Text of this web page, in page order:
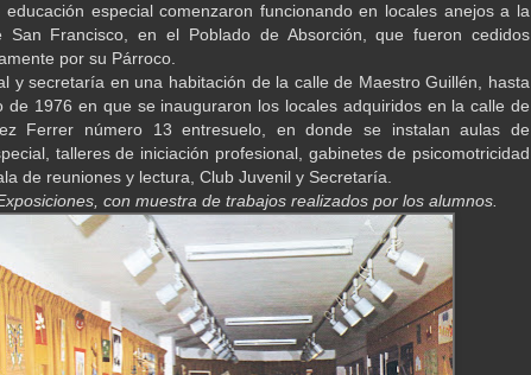
educación especial comenzaron funcionando en locales anejos a la
San Francisco, en el Poblado de Absorción, que fueron cedidos
por su Párroco.
y secretaría en una habitación de la calle de Maestro Guillén, hasta
de 1976 en que se inauguraron los locales adquiridos en la calle de
Ferrer número 13 entresuelo, en donde se instalan aulas de
talleres de iniciación profesional, gabinetes de psicomotricidad
de reuniones y lectura, Club Juvenil y Secretaría.
con muestra de trabajos realizados por los alumnos.